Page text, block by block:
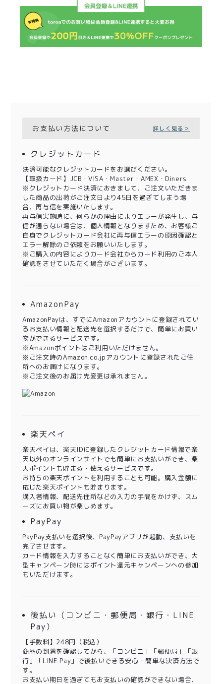
お支払い方法について 詳しく見る＞
クレジットカード
決済可能なクレジットカードをお選びください。
【取扱カード】JCB・VISA・Master・AMEX・Diners
※クレジットカード決済におきまして、ご注文いただきま
した商品の出荷がご注文日より45日を過ぎてしまう場
合、再与信を実施いたします。
再与信実施時に、何らかの理由によりエラーが発生し、与
信が通らない場合は、個人情報となりますため、お客様ご
自身でクレジットカード会社に再与信エラーの原因確認と
エラー解除のご依頼をお願いいたします。
※ご購入の内容によりカード会社からカード利用のご本人
確認をさせていただく場合がございます。
AmazonPay
AmazonPayは、すでにAmazonアカウントに登録されてい
るお支払い情報と配送先を選択するだけで、簡単にお買い
物ができるサービスです。
※Amazonポイントはご利用いただけません。
※ご注文時のAmazon.co.jpアカウントに登録されたご住
所へのお届けになります。
※ご注文後のお届け先変更は承れません。
楽天ペイ
楽天ペイは、楽天IDに登録したクレジットカード情報で楽
天以外のオンラインサイトでも簡単にお支払いができ、楽
天ポイントも貯まる・使えるサービスです。
お持ちの楽天ポイントを利用することも可能。購入金額に
応じた楽天ポイントも貯まります。
購入者情報、配送先住所などの入力の手間をかけず、スム
ーズにお買い物が楽しめます。
PayPay
PayPay支払いを選択後、PayPayアプリが起動、支払いを
完了させます。
カード情報を入力することなく簡単にお支払いができ、大
型キャンペーン時にはポイント還元キャンペーンへの参加
もいただけます。
後払い（コンビニ・郵便局・銀行・LINE
Pay）
【手数料】248円（税込）
商品の到着を確認してから、「コンビニ」「郵便局」「銀
行」「LINE Pay」で後払いできる安心・簡単な決済方法で
す。
お支払い期日を過ぎてもお支払いの確認ができない場合、